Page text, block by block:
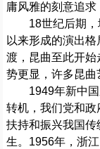
庸风雅的刻意追求
18世纪后期
以来形成的演出
渡，昆曲至此开始
势更显，许多昆
1949年新中
转机，我们党和政
扶持和振兴我国
生。1956年，浙